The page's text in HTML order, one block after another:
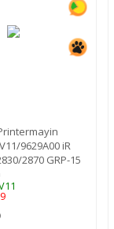
9629A00 iR
2870 GRP-15